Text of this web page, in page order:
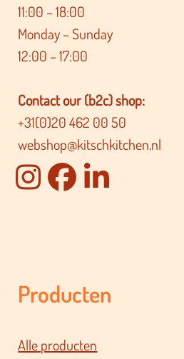
11:00 – 18:00
Monday – Sunday
12:00 – 17:00
Contact our (b2c) shop:
+31(0)20 462 00 50
webshop@kitschkitchen.nl
Producten
Alle producten